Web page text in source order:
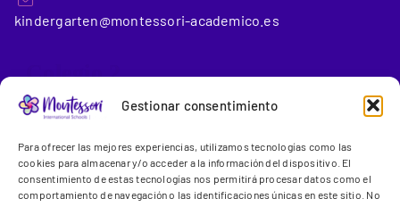
Gestionar consentimiento
Para ofrecer las mejores experiencias, utilizamos tecnologías como las
cookies para almacenar y/o acceder a la información del dispositivo. El
consentimiento de estas tecnologías nos permitirá procesar datos como el
comportamiento de navegación o las identificaciones únicas en este sitio. No
kindergarten@montessori-academico.es
_Colegio 2
Montessori International School Conde de Orgaz(6 a 18
años)
Gregorio Benítez, 23-25